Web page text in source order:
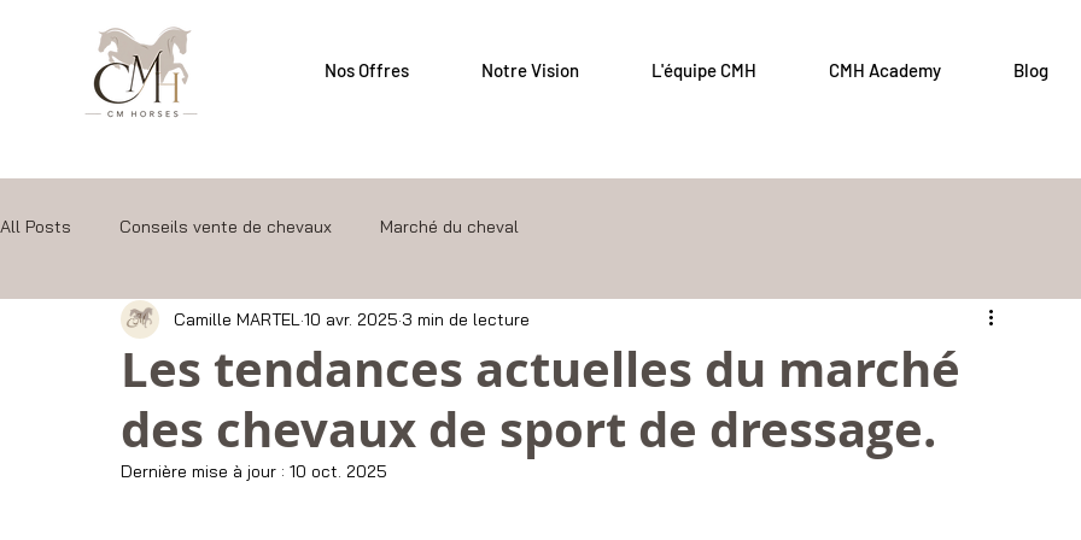
Nos Offres Notre Vision L'équipe CMH CMH Academy Blog
All Posts Conseils vente de chevaux Marché du cheval
Les tendances actuelles du marché
des chevaux de sport de dressage.
Camille MARTEL 10 avr. 2025 3 min de lecture
Dernière mise à jour : 10 oct. 2025